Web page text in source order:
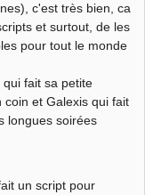
c'est très bien, ca
et surtout, de les
pour tout le monde
fait sa petite
coin et Galexis qui fait
longues soirées
un script pour